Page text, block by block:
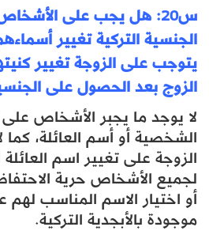
س20: هل يجب على
الجنسية التركية تغيير
يتوجب على الزوجة تغيير
الزوج بعد الحصول على
لا يوجد ما يجبر الأشخاص
الشخصية أو أسم العائلة، كما
الزوجة على تغيير اسم
لجميع الأشخاص حرية
أو اختيار الاسم المناسب
موجودة بالأبجدية التركية.